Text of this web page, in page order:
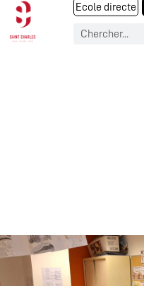
Ecole directe